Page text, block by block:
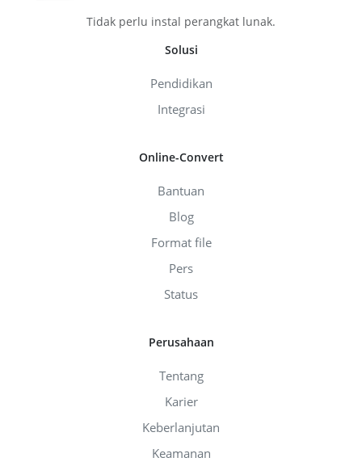
Tidak perlu instal perangkat lunak.
Solusi
Pendidikan
Integrasi
Online-Convert
Bantuan
Blog
Format file
Pers
Status
Perusahaan
Tentang
Karier
Keberlanjutan
Keamanan